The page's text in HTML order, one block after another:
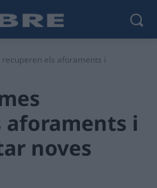
els aforaments i
aforaments i
noves